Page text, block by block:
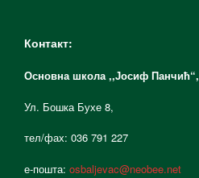
Контакт:
Основна школа ,,Јосиф Панчић“,
Ул. Бошка Бухе 8,
тел/фах: 036 791 227
е-пошта: osbaljevac@neobee.net